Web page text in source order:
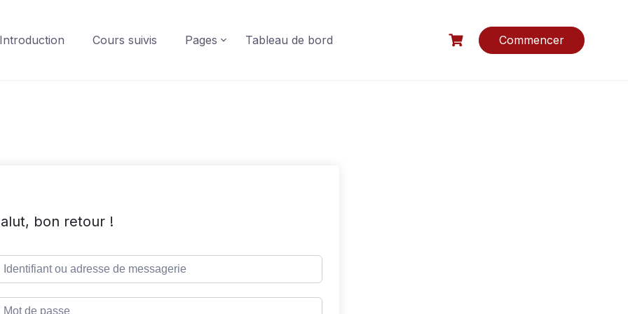
Introduction Cours suivis Pages Tableau de bord Commencer
bon retour !